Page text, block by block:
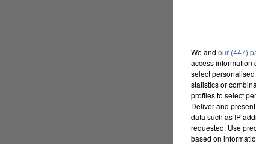
We and our (447)
access information
select
statistics or
profiles to select
Deliver and
data such as IP
requested; Use
based on